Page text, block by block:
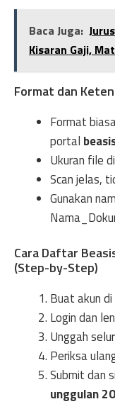
Baca Juga:
Kisaran Gaji,
Format dan
Format
portal
Ukuran file
Scan jelas,
Gunakan
Cara Daftar
(Step-by-Step)
Buat akun
Login dan
Unggah
Periksa
Submit dan
unggulan